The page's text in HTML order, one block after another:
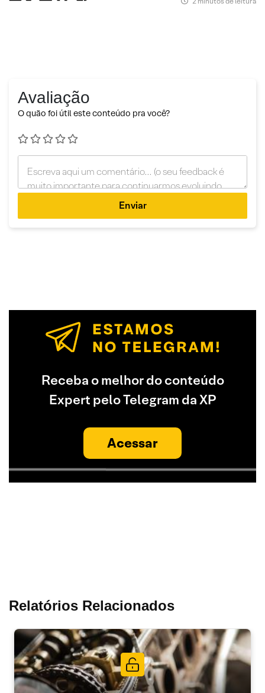
Avaliação
O quão foi útil este conteúdo pra você?
Enviar
Receba o melhor do conteúdo
Expert pelo Telegram da XP
Acessar
Relatórios Relacionados